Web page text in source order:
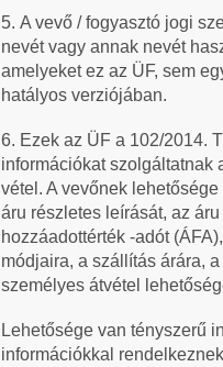
5. A vevő / fogyasztó jogi
nevét vagy annak nevét
amelyeket ez az ÜF, sem
hatályos verziójában.
6. Ezek az ÜF a 102/2014.
információkat szolgáltatnak
vétel. A vevőnek
áru részletes leírását, az
hozzáadottérték -adót
módjaira, a szállítás árára,
személyes átvétel
Lehetősége van tényszerű
információkkal